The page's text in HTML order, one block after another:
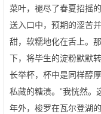
菜叶，褪尽了春夏招摇
送入口中，预期的涩苦
甜，软糯地化在舌上。
下，将毕生的淀粉默默
长举杯，杯中是同样醇
私藏的糖渍。”我恍然。
年外，梭罗在瓦尔登湖